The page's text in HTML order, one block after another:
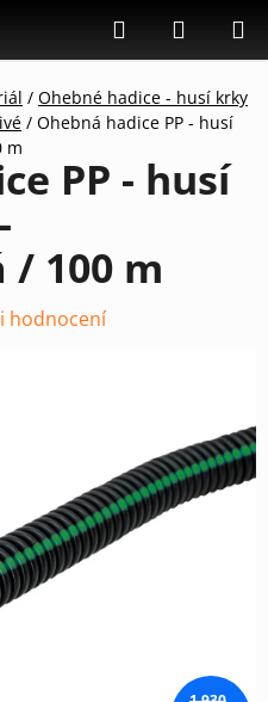
Hledat
KOŠÍK
/ Ohebné hadice - husí krky
/ Ohebná hadice PP - husí
m
PP - husí
/ 100 m
hodnocení